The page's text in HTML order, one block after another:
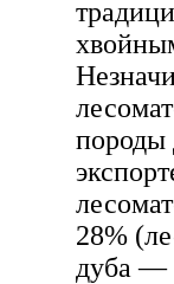
породы
28%
дуба —